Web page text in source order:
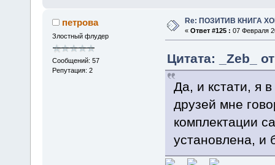
петрова
Злостный флудер
Сообщений: 57
Репутация: 2
Re: ПОЗИТИВ КНИГА
« Ответ #125 : 07 Февраля
Цитата: _Zeb_
Да, и кстати, я
друзей мне
комплектации
установлена, и